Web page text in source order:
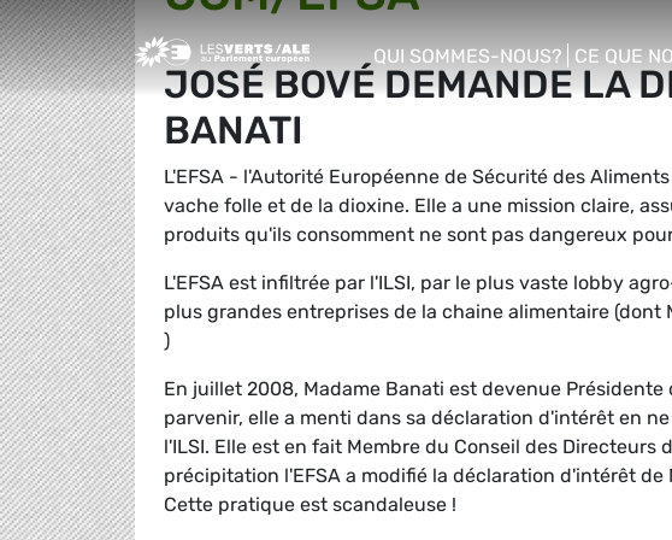
Greens/EFA Home
QUI SOMMES-NOUS?
show/hide sub menu
CE QUE
show/
JOSÉ BOVÉ DEMANDE LA
BANATI
L'EFSA - l'Autorité Européenne de Sécurité des
vache folle et de la dioxine. Elle a une mission claire,
produits qu'ils consomment ne sont pas dangereux
L'EFSA est infiltrée par l'ILSI, par le plus vaste lobby
plus grandes entreprises de la chaine alimentaire (dont
)
En juillet 2008, Madame Banati est devenue
parvenir, elle a menti dans sa déclaration d'intérêt en
l'ILSI. Elle est en fait Membre du Conseil des
précipitation l'EFSA a modifié la déclaration d'intérêt
Cette pratique est scandaleuse !